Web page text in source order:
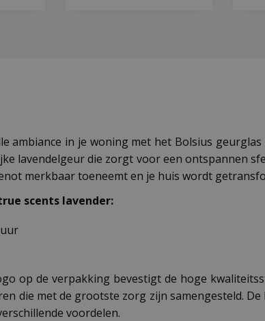
ambiance in je woning met het Bolsius
lavendelgeur die zorgt voor een ontspannen
merkbaar toeneemt en je huis wordt
scents lavender:
op de verpakking bevestigt de hoge
die met de grootste zorg zijn samengesteld.
voordelen.